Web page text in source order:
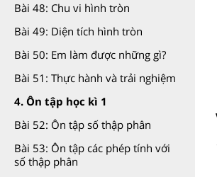
Bài 48: Chu vi hình tròn
Bài 49: Diện tích hình tròn
Bài 50: Em làm được những gì?
Bài 51: Thực hành và trải nghiệm
4. Ôn tập học kì 1
Bài 52: Ôn tập số thập phân
Bài 53: Ôn tập các phép tính với
số thập phân